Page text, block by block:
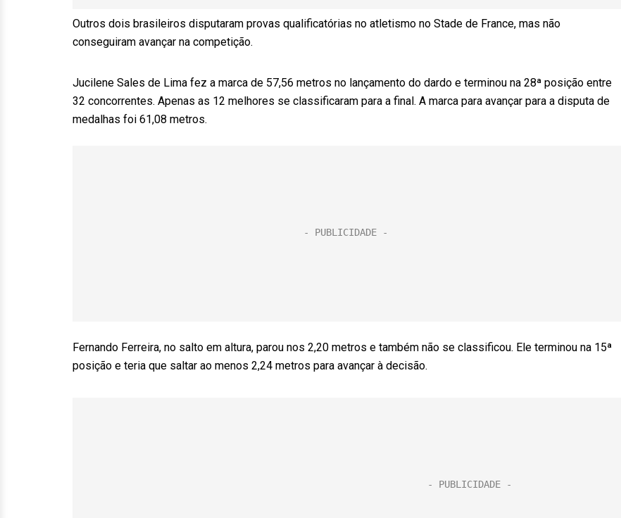
Outros dois brasileiros disputaram provas qualificatórias no atletismo no Stade de France, mas não
conseguiram avançar na competição.
Jucilene Sales de Lima fez a marca de 57,56 metros no lançamento do dardo e terminou na 28ª posição entre
32 concorrentes. Apenas as 12 melhores se classificaram para a final. A marca para avançar para a disputa de
medalhas foi 61,08 metros.
Fernando Ferreira, no salto em altura, parou nos 2,20 metros e também não se classificou. Ele terminou na 15ª
posição e teria que saltar ao menos 2,24 metros para avançar à decisão.